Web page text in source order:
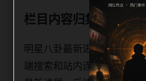
栏目内容归集
明星八卦最新进展后续进展
端搜索和站内连续阅读场景